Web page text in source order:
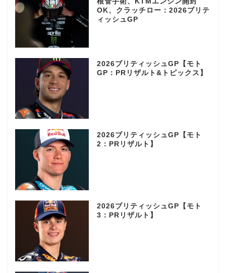
OK、クラッチロー：2026ブリテ
ィッシュGP
2026ブリティッシュGP【モト
GP：PRリザルト&トピックス】
2026ブリティッシュGP【モト
2：PRリザルト】
2026ブリティッシュGP【モト
3：PRリザルト】